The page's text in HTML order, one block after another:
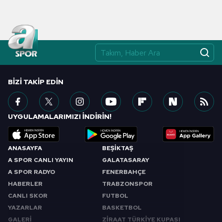
ANASAYFA
A SPOR CANLI YAYIN
A SPOR RADYO
HABERLER
CANLI SKOR
YAZARLAR
GALERİ
BEŞİKTAŞ
GALATASARAY
FENERBAHÇE
TRABZONSPOR
FUTBOL
BASKETBOL
ZİRAAT TÜRKİYE KUPASI
BIZI TAKIP EDIN
UYGULAMALARIMIZI İNDİRİN!